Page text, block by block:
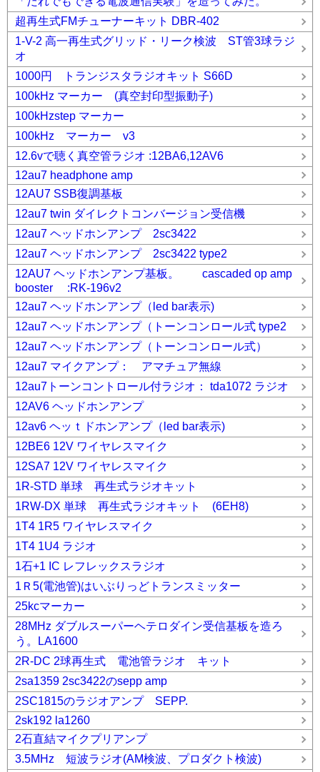
超再生式FMチューナーキット DBR-402
1-V-2 高一再生式グリッド・リーク検波 ST管3球ラジ
オ
1000円 トランジスタラジオキット S66D
100kHz マーカー (真空封印型振動子)
100kHzstep マーカー
100kHz マーカー v3
12.6vで聴く真空管ラジオ :12BA6,12AV6
12au7 headphone amp
12AU7 SSB復調基板
12au7 twin ダイレクトコンバージョン受信機
12au7 ヘッドホンアンプ 2sc3422
12au7 ヘッドホンアンプ 2sc3422 type2
12AU7 ヘッドホンアンプ基板。 cascaded op amp
booster :RK-196v2
12au7 ヘッドホンアンプ（led bar表示)
12au7 ヘッドホンアンプ（トーンコンロール式 type2
12au7 ヘッドホンアンプ（トーンコンロール式）
12au7 マイクアンプ： アマチュア無線
12au7トーンコントロール付ラジオ： tda1072 ラジオ
12AV6 ヘッドホンアンプ
12av6 ヘッｔドホンアンプ（led bar表示)
12BE6 12V ワイヤレスマイク
12SA7 12V ワイヤレスマイク
1R-STD 単球 再生式ラジオキット
1RW-DX 単球 再生式ラジオキット (6EH8)
1T4 1R5 ワイヤレスマイク
1T4 1U4 ラジオ
1石+1 IC レフレックスラジオ
1Ｒ5(電池管)はいぶりっどトランスミッター
25kcマーカー
28MHz ダブルスーパーヘテロダイン受信基板を造ろ
う。LA1600
2R-DC 2球再生式 電池管ラジオ キット
2sa1359 2sc3422のsepp amp
2SC1815のラジオアンプ SEPP.
2sk192 la1260
2石直結マイクプリアンプ
3.5MHz 短波ラジオ(AM検波、プロダクト検波)